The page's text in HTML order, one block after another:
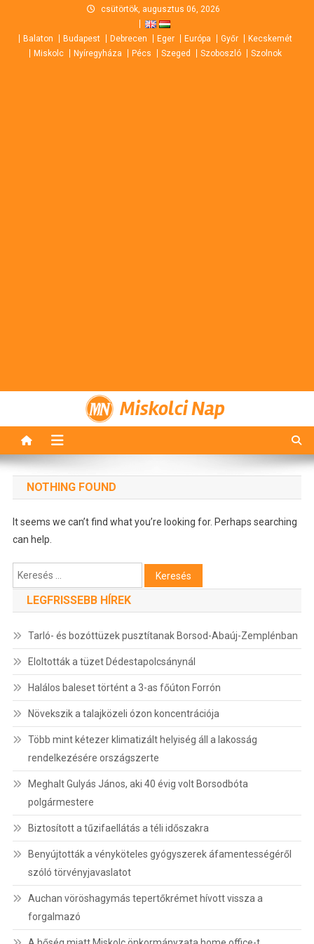
content
csütörtök, augusztus 06, 2026
Balaton Budapest Debrecen Eger Európa Győr
Kecskemét
Miskolc
Nyíregyháza Pécs Szeged Szoboszló Szolnok
Miskolci Nap
NOTHING FOUND
It seems we can’t find what you’re looking for. Perhaps searching
can help.
Keresés:
LEGFRISSEBB HÍREK
Tarló- és bozóttüzek pusztítanak Borsod-Abaúj-Zemplénban
Eloltották a tüzet Dédestapolcsánynál
Halálos baleset történt a 3-as főúton Forrón
Növekszik a talajközeli ózon koncentrációja
Több mint kétezer klimatizált helyiség áll a lakosság
rendelkezésére országszerte
Meghalt Gulyás János, aki 40 évig volt Borsodbóta
polgármestere
Biztosított a tűzifaellátás a téli időszakra
Benyújtották a vényköteles gyógyszerek áfamentességéről
szóló törvényjavaslatot
Auchan vöröshagymás tepertőkrémet hívott vissza a
forgalmazó